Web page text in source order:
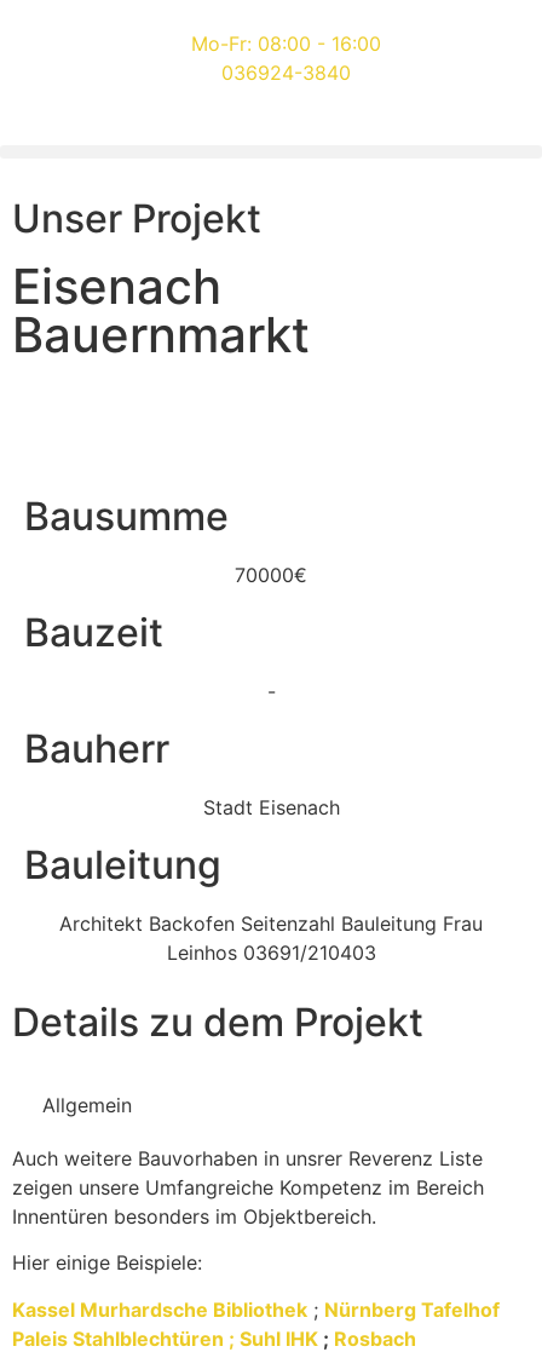
Mo-Fr: 08:00 - 16:00
036924-3840
Unser Projekt
Eisenach
Bauernmarkt
Bausumme
70000€
Bauzeit
-
Bauherr
Stadt Eisenach
Bauleitung
Architekt Backofen Seitenzahl Bauleitung Frau
Leinhos 03691/210403
Details zu dem Projekt
Allgemein
Auch weitere Bauvorhaben in unsrer Reverenz Liste
zeigen unsere Umfangreiche Kompetenz im Bereich
Innentüren besonders im Objektbereich.
Hier einige Beispiele:
Kassel Murhardsche Bibliothek ; Nürnberg Tafelhof
Paleis Stahlblechtüren ; Suhl IHK ; Rosbach